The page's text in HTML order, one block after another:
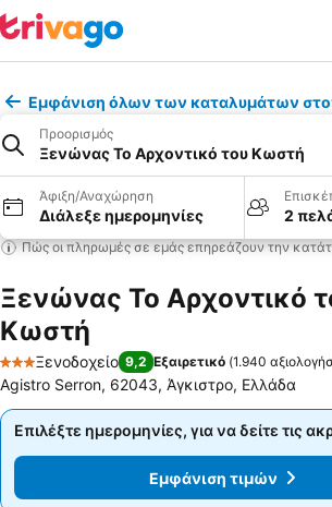
Εμφάνιση όλων των καταλυμάτων
Προορισμός
Ξενώνας Το Αρχοντικό του Κωστή
Άφιξη/Αναχώρηση
Διάλεξε ημερομηνίες 2
Πώς οι πληρωμές σε εμάς επηρεάζουν την
Ξενώνας Το Αρχοντικό
Κωστή
3 Αστέρια
Ξενοδοχείο 9,2 Εξαιρετικό (1.940
Agistro Serron, 62043, Άγκιστρο, Ελλάδα
Επιλέξτε ημερομηνίες, για να δείτε τις
Εμφάνιση τιμών
Επιλέξτε ημερομηνίες, για να δείτε τις
Εμφάνιση τιμών